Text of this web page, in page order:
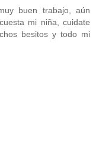
buen trabajo, aún
mi niña, cuidate
besitos y todo mi